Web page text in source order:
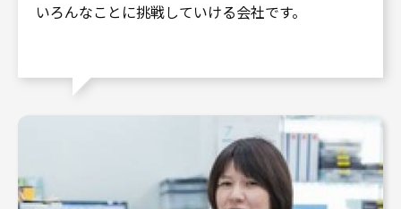
いろんなことに挑戦していける会社です。